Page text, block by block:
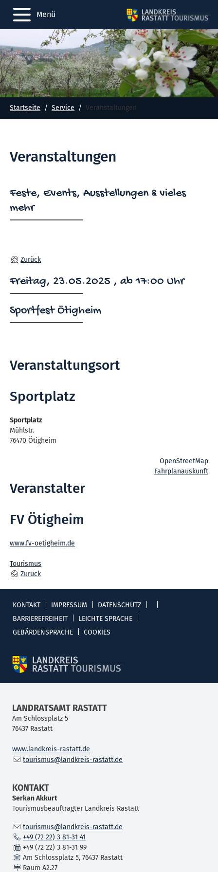
Menü
Startseite Service Veranstaltungen
Veranstaltungen
Feste, Events, Ausstellungen & vieles
mehr
Zurück
Freitag, 23.05.2025 , ab 17:00 Uhr
Sportfest Ötigheim
Veranstaltungsort
Sportplatz
Sportplatz
Mühlstr.
76470 Ötigheim
OpenStreetMap
Fahrplanauskunft
Veranstalter
FV Ötigheim
www.fv-oetigheim.de
Tourismus
Zurück
KONTAKT IMPRESSUM
DATENSCHUTZ
BARRIEREFREIHEIT
LEICHTE SPRACHE
GEBÄRDENSPRACHE
COOKIES
LANDRATSAMT RASTATT
Am Schlossplatz 5
76437 Rastatt
www.landkreis-rastatt.de
tourismus@landkreis-rastatt.de
KONTAKT
SerkanAkkurt
Tourismusbeauftragter Landkreis Rastatt
tourismus@landkreis-rastatt.de
+49 (72 22) 3 81-31 41
+49 (72 22) 3 81-31 99
Am Schlossplatz 5, 76437 Rastatt
Raum A2.27